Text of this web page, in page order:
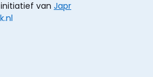
van Japr